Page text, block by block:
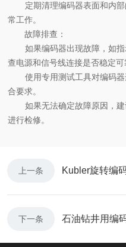
定期清理编码器表面和内部
常工作。
故障排查：
如果编码器出现故障，如指
查电源和信号线连接是否稳定可
使用专用测试工具对编码器
合要求。
如果无法确定故障原因，建
进行检修。
上一条
下一条